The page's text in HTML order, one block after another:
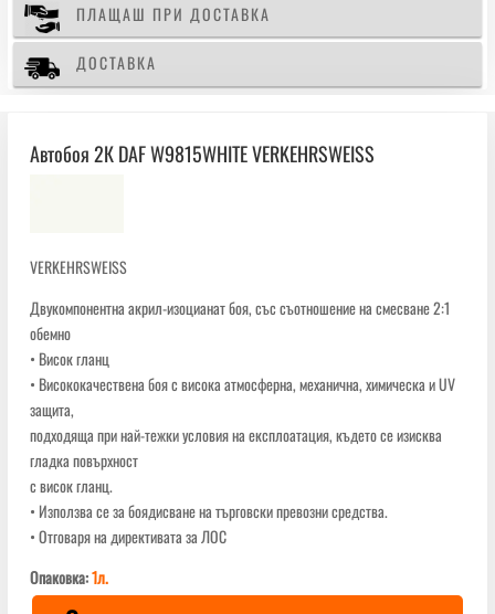
ПЛАЩАШ ПРИ ДОСТАВКА
ДОСТАВКА
Автобоя 2К DAF W9815WHITE VERKEHRSWEISS
VERKEHRSWEISS
Двукомпонентна акрил-изоцианат боя, със съотношение на смесване 2:1
обемно
• Висок гланц
• Висококачествена боя с висока атмосферна, механична, химическа и UV
защита,
подходяща при най-тежки условия на експлоатация, където се изисква
гладка повърхност
с висок гланц.
• Използва се за боядисване на търговски превозни средства.
• Отговаря на директивата за ЛОС
Опаковка:1л.